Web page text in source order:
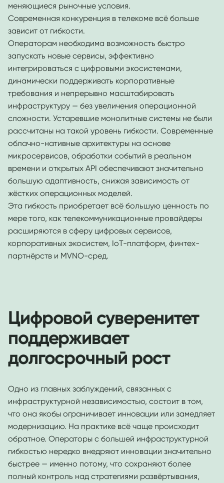
меняющиеся рыночные условия.
Современная конкуренция в телекоме всё больше
зависит от гибкости.
Операторам необходима возможность быстро
запускать новые сервисы, эффективно
интегрироваться с цифровыми экосистемами,
динамически поддерживать корпоративные
требования и непрерывно масштабировать
инфраструктуру — без увеличения операционной
сложности. Устаревшие монолитные системы не были
рассчитаны на такой уровень гибкости. Современные
облачно-нативные архитектуры на основе
микросервисов, обработки событий в реальном
времени и открытых API обеспечивают значительно
большую адаптивность, снижая зависимость от
жёстких операционных моделей.
Эта гибкость приобретает всё большую ценность по
мере того, как телекоммуникационные провайдеры
расширяются в сферу цифровых сервисов,
корпоративных экосистем, IoT-платформ, финтех-
партнёрств и MVNO-сред.
Цифровой суверенитет
поддерживает
долгосрочный рост
Одно из главных заблуждений, связанных с
инфраструктурной независимостью, состоит в том,
что она якобы ограничивает инновации или замедляет
модернизацию. На практике всё чаще происходит
обратное. Операторы с большей инфраструктурной
гибкостью нередко внедряют инновации значительно
быстрее — именно потому, что сохраняют более
полный контроль над стратегиями развёртывания,